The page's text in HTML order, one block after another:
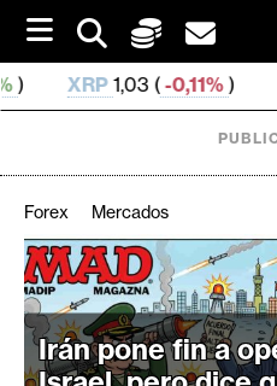
i
p
t
o
-0,11%) SOL76,84 (
C
r
i
p
Forex Mercados
Irán pone fin a